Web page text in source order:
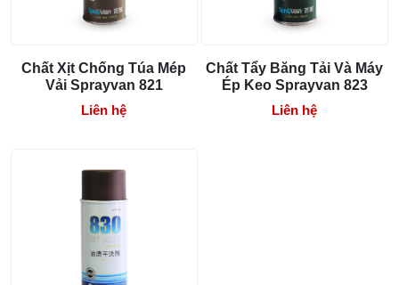
Sprayway 833
Đảm bảo vật phẩm cần làm sạch đã được tách ra
khỏi các vật phẩm khác để tránh lây nhiễm.
Đặt sản phẩm cần làm sạch lên một bề mặt phẳng và
Sử dụng sản phẩm chất xịt tẩy dầu Sprayway 833
trực tiếp lên vùng bị vết dầu hoặc vết ố. Hãy chắc
chắn rằng bạn đã đậy chặt nắp của sản phẩm sau khi
sử dụng để tránh rò rỉ.
Sử dụng một bàn chải mềm hoặc khăn mềm để xoa
Chất Xịt Chống Túa Mép
Vải Sprayvan 821
Liên hệ
Chất Tẩy Băng Tải Và Máy
Ép Keo Sprayvan 823
Liên hệ